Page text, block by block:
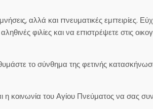
αλλά και πνευματικές εμπειρίες.
φιλίες και να επιστρέψετε στις
το σύνθημα της φετινής
κοινωνία του Αγίου Πνεύματος να σας